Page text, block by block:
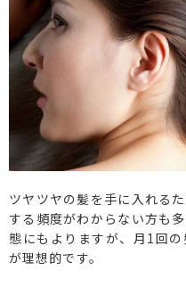
ツヤツヤの髪を手に入れる
する頻度がわからない方も
態にもよりますが、月1回
が理想的です。